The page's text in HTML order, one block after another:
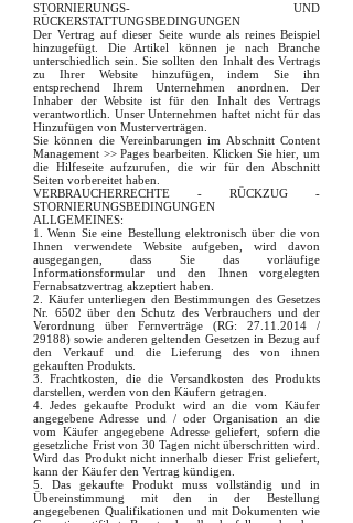
STORNIERUNGS- UND
RÜCKERSTATTUNGSBEDINGUNGEN
Der Vertrag auf dieser Seite wurde als reines Beispiel
hinzugefügt. Die Artikel können je nach Branche
unterschiedlich sein. Sie sollten den Inhalt des Vertrags
zu Ihrer Website hinzufügen, indem Sie ihn
entsprechend Ihrem Unternehmen anordnen. Der
Inhaber der Website ist für den Inhalt des Vertrags
verantwortlich. Unser Unternehmen haftet nicht für das
Hinzufügen von Musterverträgen.
Sie können die Vereinbarungen im Abschnitt Content
Management >> Pages bearbeiten. Klicken Sie hier, um
die Hilfeseite aufzurufen, die wir für den Abschnitt
Seiten vorbereitet haben.
VERBRAUCHERRECHTE - RÜCKZUG -
STORNIERUNGSBEDINGUNGEN
ALLGEMEINES:
1. Wenn Sie eine Bestellung elektronisch über die von
Ihnen verwendete Website aufgeben, wird davon
ausgegangen, dass Sie das vorläufige
Informationsformular und den Ihnen vorgelegten
Fernabsatzvertrag akzeptiert haben.
2. Käufer unterliegen den Bestimmungen des Gesetzes
Nr. 6502 über den Schutz des Verbrauchers und der
Verordnung über Fernverträge (RG: 27.11.2014 /
29188) sowie anderen geltenden Gesetzen in Bezug auf
den Verkauf und die Lieferung des von ihnen
gekauften Produkts.
3. Frachtkosten, die die Versandkosten des Produkts
darstellen, werden von den Käufern getragen.
4. Jedes gekaufte Produkt wird an die vom Käufer
angegebene Adresse und / oder Organisation an die
vom Käufer angegebene Adresse geliefert, sofern die
gesetzliche Frist von 30 Tagen nicht überschritten wird.
Wird das Produkt nicht innerhalb dieser Frist geliefert,
kann der Käufer den Vertrag kündigen.
5. Das gekaufte Produkt muss vollständig und in
Übereinstimmung mit den in der Bestellung
angegebenen Qualifikationen und mit Dokumenten wie